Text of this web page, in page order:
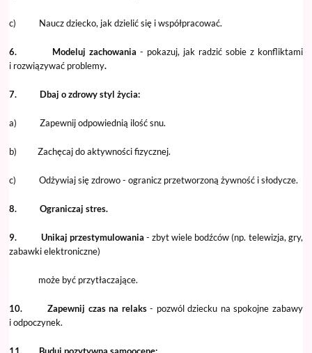
c) Naucz dziecko, jak dzielić się i współpracować.
6. Modeluj zachowania - pokazuj, jak radzić sobie z konfliktami
i rozwiązywać problemy.
7. Dbaj o zdrowy styl życia:
a) Zapewnij odpowiednią ilość snu.
b) Zachęcaj do aktywności fizycznej.
c) Odżywiaj się zdrowo - ogranicz przetworzoną żywność i słodycze.
8. Ograniczaj stres.
9. Unikaj przestymulowania - zbyt wiele bodźców (np. telewizja, gry,
zabawki elektroniczne)
może być przytłaczające.
10. Zapewnij czas na relaks- pozwól dziecku na spokojne zabawy
i odpoczynek.